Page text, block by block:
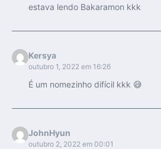
estava lendo Bakaramon kkk
Kersya
outubro 1, 2022 em 16:26
É um nomezinho difícil kkk 😅
JohnHyun
outubro 2, 2022 em 00:01